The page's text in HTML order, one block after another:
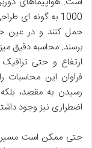
1000 به گونه ای
حمل کنند و در عین
برسند. محاسبه دقیق
ارتفاع و حتی
فراوان این محاسبات
رسیدن به مقصد،
اضطراری نیز وجود
حتی ممکن است مسیر